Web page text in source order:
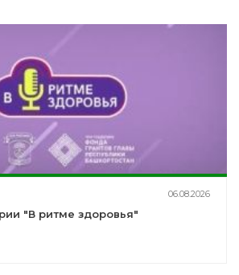
06.08.2026
"В ритме здоровья"